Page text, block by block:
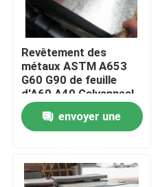
d'acier
Revêtement des
métaux ASTM A653
G60 G90 de feuille
d'A60 A40 Galvanneal
envoyer une